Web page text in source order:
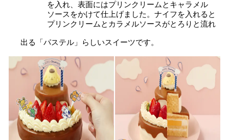
を入れ、表面にはプリンクリームとキャラメル
ソースをかけて仕上げました。ナイフを入れると
プリンクリームとカラメルソースがとろりと流れ
出る「パステル」らしいスイーツです。